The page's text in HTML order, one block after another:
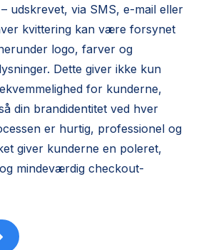
udskrevet, via SMS, e-mail eller
kvittering kan være forsynet
logo, farver og
Dette giver ikke kun
for kunderne,
din brandidentitet ved hver
er hurtig, professionel og
giver kunderne en poleret,
mindeværdig checkout-